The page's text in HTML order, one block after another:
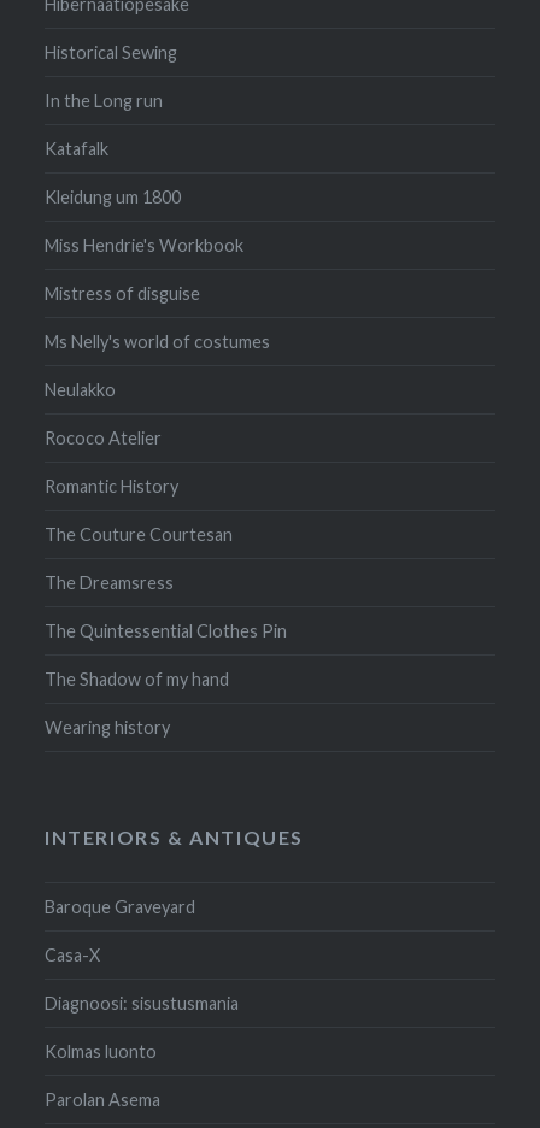
Historical Sewing
In the Long run
Katafalk
Kleidung um 1800
Miss Hendrie's Workbook
Mistress of disguise
Ms Nelly's world of costumes
Neulakko
Rococo Atelier
Romantic History
The Couture Courtesan
The Dreamsress
The Quintessential Clothes Pin
The Shadow of my hand
Wearing history
INTERIORS & ANTIQUES
Baroque Graveyard
Casa-X
Diagnoosi: sisustusmania
Kolmas luonto
Parolan Asema